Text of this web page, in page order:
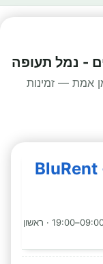
- נמל תעופה
אמת — זמינות
תחנת השכרת קרוואנים - BluRent
שעות איסוף: א׳–ה׳ 09:00–19:00 · שבת 09:00–19:00 · ראשון